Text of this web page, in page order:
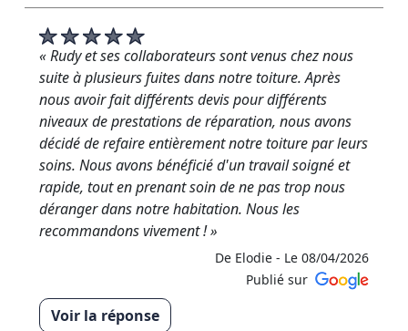
sommes heureux que notre intervention en
couverture et rénovation de toiture à Angers ait
répondu à vos attentes avec un travail rapide et
efficace. Chez RM Rénovation, nous mettons un
point d’honneur à intervenir avec sérieux sur tous
types de travaux de toiture, réparation de fuites et
entretien de couverture en Maine-et-Loire. RM
Rénovation — Couvreur Angers »
De RM RENOVATION - Le 25/05/2026
« Rudy et ses collaborateurs sont venus chez nous
suite à plusieurs fuites dans notre toiture. Après
nous avoir fait différents devis pour différents
niveaux de prestations de réparation, nous avons
décidé de refaire entièrement notre toiture par leurs
soins. Nous avons bénéficié d'un travail soigné et
rapide, tout en prenant soin de ne pas trop nous
déranger dans notre habitation. Nous les
recommandons vivement ! »
De Elodie - Le 08/04/2026
Publié sur
Voir la réponse